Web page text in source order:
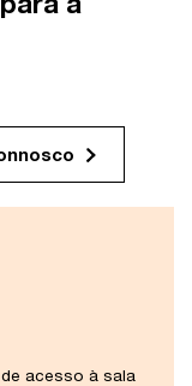
acesso à sala